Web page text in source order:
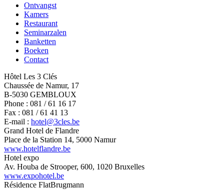
Ontvangst
Kamers
Restaurant
Seminarzalen
Banketten
Boeken
Contact
Hôtel Les 3 Clés
Chaussée de Namur, 17
B-5030 GEMBLOUX
Phone : 081 / 61 16 17
Fax : 081 / 61 41 13
E-mail : hotel@3cles.be
Grand Hotel de Flandre
Place de la Station 14, 5000 Namur
www.hotelflandre.be
Hotel expo
Av. Houba de Strooper, 600, 1020 Bruxelles
www.expohotel.be
Résidence FlatBrugmann